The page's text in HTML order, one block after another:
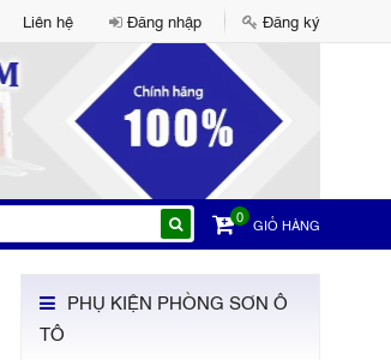
Liên hệ Đăng nhập Đăng ký
GIỎ HÀNG
0
PHỤ KIỆN PHÒNG SƠN Ô
TÔ